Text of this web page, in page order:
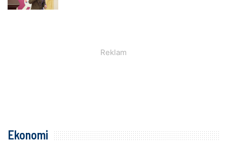
Ekonomi